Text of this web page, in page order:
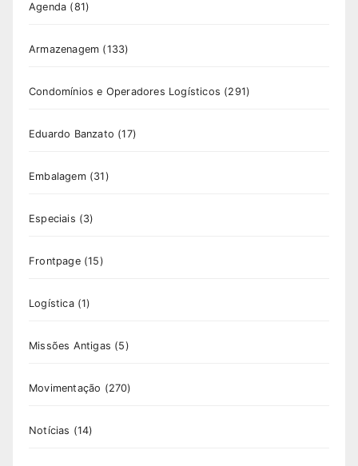
Agenda (81)
Armazenagem (133)
Condomínios e Operadores Logísticos (291)
Eduardo Banzato (17)
Embalagem(31)
Especiais (3)
Frontpage(15)
Logística(1)
Missões Antigas (5)
Movimentação (270)
Notícias (14)